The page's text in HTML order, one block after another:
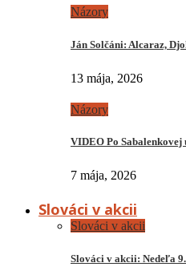
Názory
Ján Solčáni: Alcaraz,
13 mája, 2026
Názory
VIDEO Po
7 mája, 2026
Slováci v akcii
Slováci v akcii
Slováci v akcii: Nedeľa